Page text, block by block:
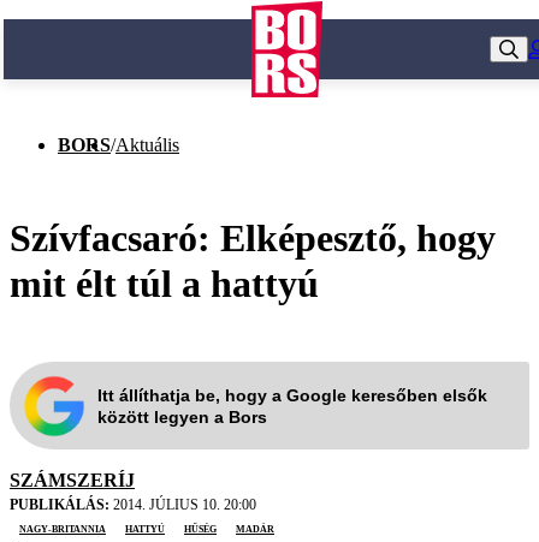
BORS/Aktuális
Szívfacsaró: Elképesztő, hogy
mit élt túl a hattyú
Itt állíthatja be, hogy a Google keresőben elsők
között legyen a Bors
SZÁMSZERÍJ
PUBLIKÁLÁS: 2014. JÚLIUS 10. 20:00
Nagy-Britannia
hattyú hűség madár